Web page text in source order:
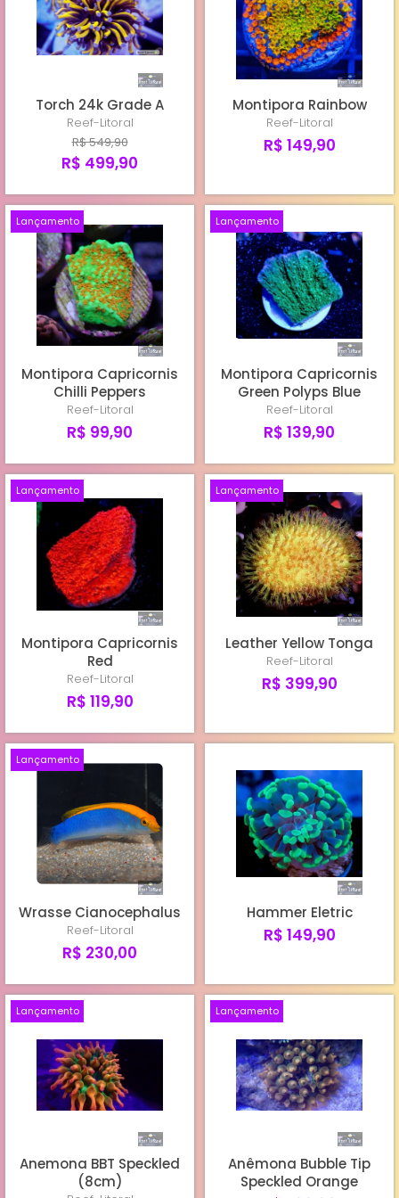
TORCHS CULTIVO REEF-LITORAL
HAMMERS
Torch 24k Grade A
Reef-Litoral
R$ 549,90
R$ 499,90
Montipora Rainbow
Reef-Litoral
R$ 149,90
Lançamento
Montipora Capricornis
Chilli Peppers
Reef-Litoral
R$ 99,90
Lançamento
Montipora Capricornis
Green Polyps Blue
Reef-Litoral
R$ 139,90
Lançamento
Montipora Capricornis
Red
Reef-Litoral
R$ 119,90
Lançamento
Leather Yellow Tonga
Reef-Litoral
R$ 399,90
Lançamento
Wrasse Cianocephalus
Reef-Litoral
R$ 230,00
Hammer Eletric
R$ 149,90
Lançamento
Anemona BBT Speckled
(8cm)
Lançamento
Anêmona Bubble Tip
Speckled Orange